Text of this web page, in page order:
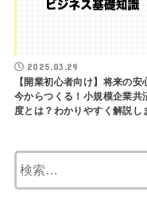
2025.03.29
【開業初心者向け】将来の安
今からつくる！小規模企業共
度とは？わかりやすく解説し